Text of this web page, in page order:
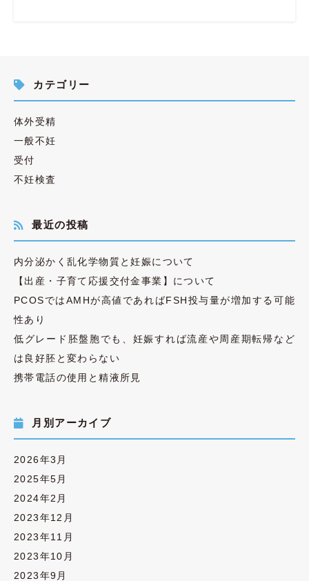
カテゴリー
体外受精
一般不妊
受付
不妊検査
最近の投稿
内分泌かく乱化学物質と妊娠について
【出産・子育て応援交付金事業】について
PCOSではAMHが高値であればFSH投与量が増加する可能
性あり
低グレード胚盤胞でも、妊娠すれば流産や周産期転帰など
は良好胚と変わらない
携帯電話の使用と精液所見
月別アーカイブ
2026年3月
2025年5月
2024年2月
2023年12月
2023年11月
2023年10月
2023年9月